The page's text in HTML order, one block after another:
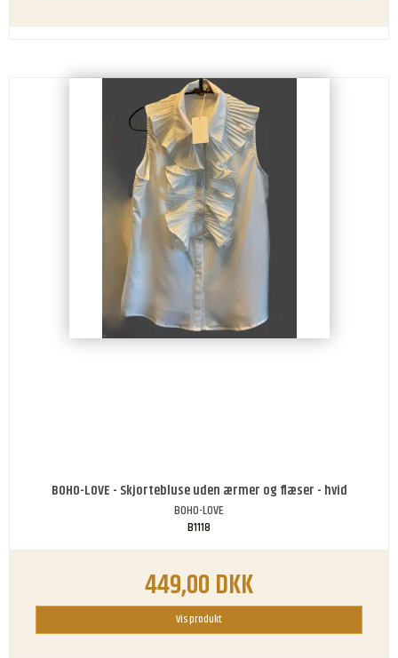
BOHO-LOVE - Skjortebluse uden ærmer og flæser - hvid
BOHO-LOVE
B1118
449,00 DKK
Vis produkt